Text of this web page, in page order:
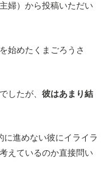
婦）から投稿いただい
始めたくまごろうさ
したが、 彼はあまり結
に進めない彼にイライラ
えているのか直接問い